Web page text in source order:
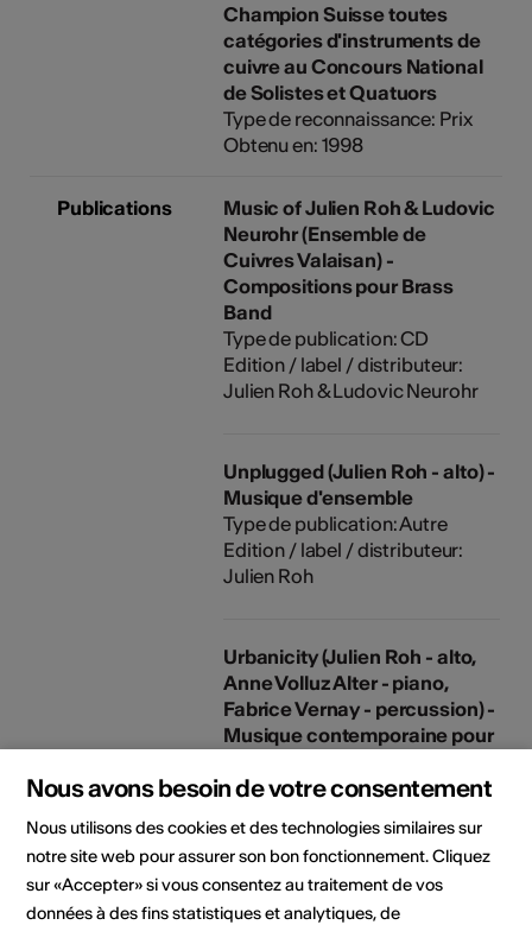
Champion Suisse toutes
catégories d'instruments de
cuivre au Concours National
de Solistes et Quatuors
Type de reconnaissance: Prix
Obtenu en: 1998
Publications
Music of Julien Roh & Ludovic
Neurohr (Ensemble de
Cuivres Valaisan) -
Compositions pour Brass
Band
Type de publication: CD
Edition / label / distributeur:
Julien Roh & Ludovic Neurohr
Unplugged (Julien Roh - alto) -
Musique d'ensemble
Type de publication: Autre
Edition / label / distributeur:
Julien Roh
Urbanicity (Julien Roh - alto,
Anne Volluz Alter - piano,
Fabrice Vernay - percussion) -
Musique contemporaine pour
Type de publication: CD
Julien Roh
Documents Bio
Nous avons besoin de votre consentement
Nous utilisons des cookies et des technologies similaires sur
notre site web pour assurer son bon fonctionnement. Cliquez
sur «Accepter» si vous consentez au traitement de vos
données à des fins statistiques et analytiques, de